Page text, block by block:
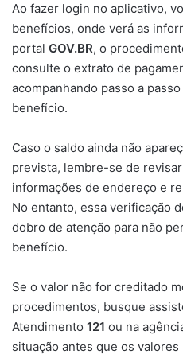
Ao fazer login no aplicativo,
benefícios, onde verá as
portal GOV.BR, o
consulte o extrato de
acompanhando passo a
benefício.
Caso o saldo ainda não
prevista, lembre-se de
informações de endereço e
No entanto, essa verificação
dobro de atenção para não
benefício.
Se o valor não for creditado
procedimentos, busque
Atendimento 121 ou na
situação antes que os